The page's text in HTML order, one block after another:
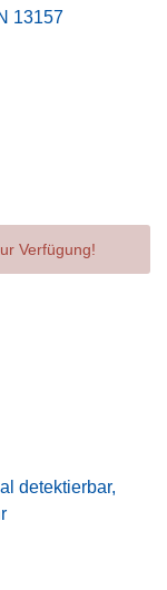
13157
Verfügung!
detektierbar,